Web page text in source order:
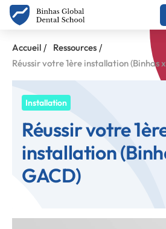
Accueil / Ressources /
Réussir votre 1ère installation (Binhas
Installation
Réussir votre
installation
GACD)